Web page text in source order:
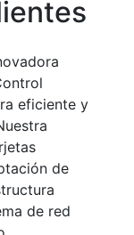
eficiente y
de
de red